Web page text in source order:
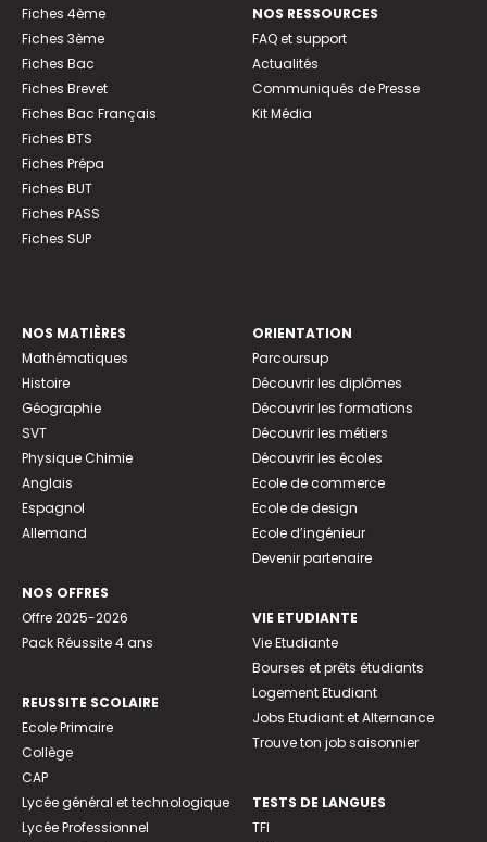
Fiches 4ème
Fiches 3ème
Fiches Bac
Fiches Brevet
Fiches Bac Français
Fiches BTS
Fiches Prépa
Fiches BUT
Fiches PASS
Fiches SUP
NOS RESSOURCES
FAQ et support
Actualités
Communiqués de Presse
Kit Média
NOS MATIÈRES
Mathématiques
Histoire
Géographie
SVT
Physique Chimie
Anglais
Espagnol
Allemand
NOS OFFRES
Offre 2025-2026
Pack Réussite 4 ans
REUSSITE SCOLAIRE
Ecole Primaire
Collège
CAP
Lycée général et technologique
Lycée Professionnel
ORIENTATION
Parcoursup
Découvrir les diplômes
Découvrir les formations
Découvrir les métiers
Découvrir les écoles
Ecole de commerce
Ecole de design
Ecole d’ingénieur
Devenir partenaire
VIE ETUDIANTE
Vie Etudiante
Bourses et prêts étudiants
Logement Etudiant
Jobs Etudiant et Alternance
Trouve ton job saisonnier
TESTS DE LANGUES
TFI